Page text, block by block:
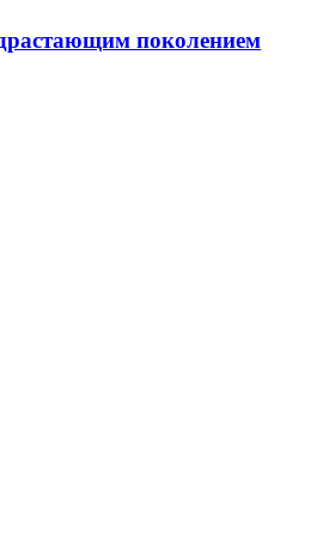
поколением